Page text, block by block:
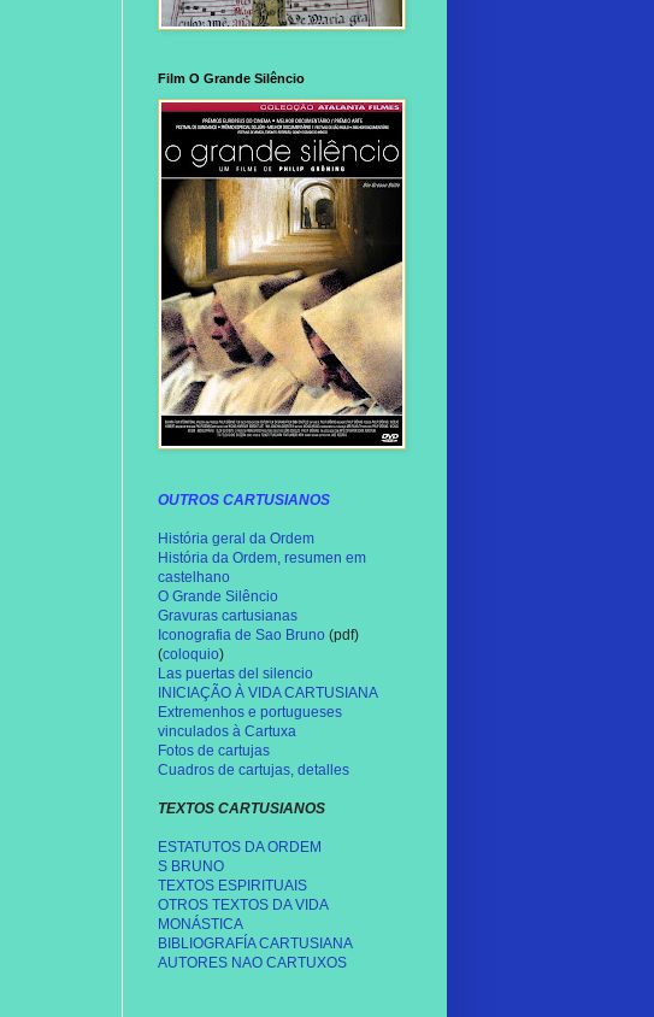
Film O Grande Silêncio
OUTROS CARTUSIANOS
História geral da Ordem
História da Ordem, resumen em
castelhano
O Grande Silêncio
Gravuras cartusianas
Iconografia de Sao Bruno (pdf)
(coloquio)
Las puertas del silencio
INICIAÇÃO ÀVIDA CARTUSIANA
Extremenhos e portugueses
vinculados à Cartuxa
Fotos de cartujas
Cuadros de cartujas, detalles
TEXTOS CARTUSIANOS
ESTATUTOS DA ORDEM
S BRUNO
TEXTOS ESPIRITUAIS
OTROS TEXTOS DA VIDA
MONÁSTICA
BIBLIOGRAFÍA CARTUSIANA
AUTORES NAO CARTUXOS